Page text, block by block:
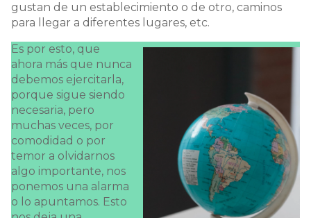
gustan de un establecimiento o de otro, caminos
para llegar a diferentes lugares, etc.
Es por esto, que
ahora más que nunca
debemos ejercitarla,
porque sigue siendo
necesaria, pero
muchas veces, por
comodidad o por
temor a olvidarnos
algo importante, nos
ponemos una alarma
o lo apuntamos. Esto